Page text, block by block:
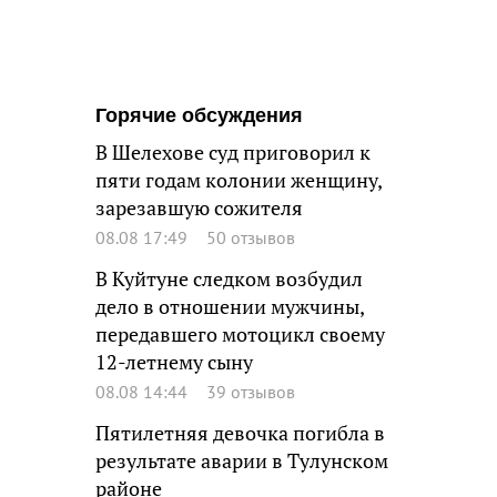
Горячие обсуждения
В Шелехове суд приговорил к
пяти годам колонии женщину,
зарезавшую сожителя
08.08 17:49 50 отзывов
В Куйтуне следком возбудил
дело в отношении мужчины,
передавшего мотоцикл своему
12-летнему сыну
08.08 14:44 39 отзывов
Пятилетняя девочка погибла в
результате аварии в Тулунском
районе